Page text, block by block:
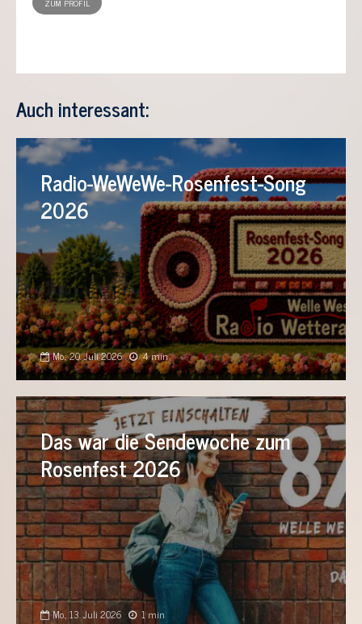
ZUM PROFIL
Auch interessant:
Radio-WeWeWe-Rosenfest-Song
2026
Mo., 20. Juli 2026 4 min
Das war die Sendewoche zum
Rosenfest 2026
Mo., 13. Juli 2026 1 min